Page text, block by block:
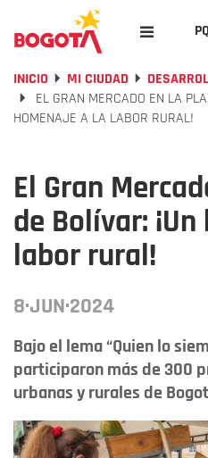
INICIO MI CIUDAD
EL GRAN MERCADO EN LA
HOMENAJE A LA LABOR RURAL!
El Gran
de Bolívar:
labor rural!
8·JUN·2024
Bajo el lema “Quien lo
participaron más de 300
urbanas y rurales de